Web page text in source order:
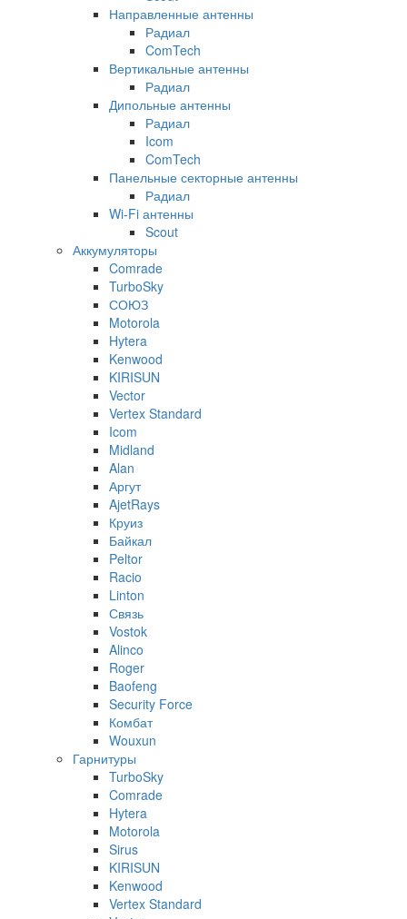
Направленные антенны
Радиал
ComTech
Вертикальные антенны
Радиал
Дипольные антенны
Радиал
Icom
ComTech
Панельные секторные антенны
Радиал
Wi-Fi антенны
Scout
Аккумуляторы
Comrade
TurboSky
СОЮЗ
Motorola
Hytera
Kenwood
KIRISUN
Vector
Vertex Standard
Icom
Midland
Alan
Аргут
AjetRays
Круиз
Байкал
Peltor
Racio
Linton
Связь
Vostok
Alinco
Roger
Baofeng
Security Force
Комбат
Wouxun
Гарнитуры
TurboSky
Comrade
Hytera
Motorola
Sirus
KIRISUN
Kenwood
Vertex Standard